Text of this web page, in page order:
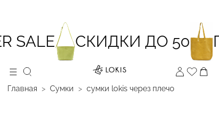
SALE СКИДКИ ДО 50
Главная Сумки cумки lokis через плечо